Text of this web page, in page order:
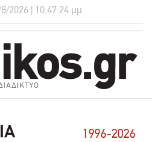
2026 | 10:47:25 μμ